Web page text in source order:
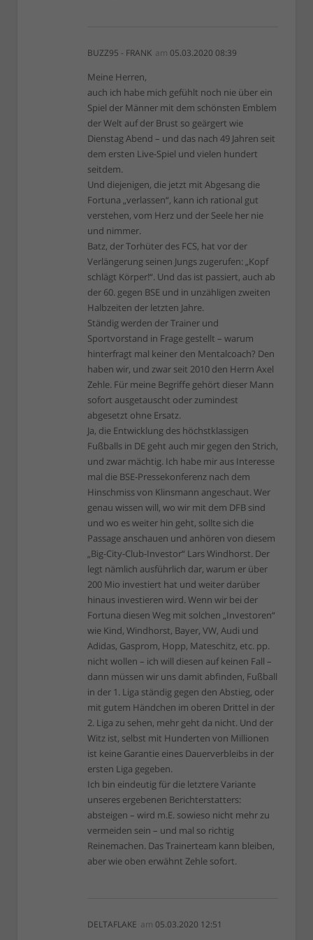
BUZZ95 - FRANK am 05.03.2020 08:39
Meine Herren,
auch ich habe mich gefühlt noch nie über ein
Spiel der Männer mit dem schönsten Emblem
der Welt auf der Brust so geärgert wie
Dienstag Abend – und das nach 49 Jahren seit
dem ersten Live-Spiel und vielen hundert
seitdem.
Und diejenigen, die jetzt mit Abgesang die
Fortuna „verlassen“, kann ich rational gut
verstehen, vom Herz und der Seele her nie
und nimmer.
Batz, der Torhüter des FCS, hat vor der
Verlängerung seinen Jungs zugerufen: „Kopf
schlägt Körper!“. Und das ist passiert, auch ab
der 60. gegen BSE und in unzähligen zweiten
Halbzeiten der letzten Jahre.
Ständig werden der Trainer und
Sportvorstand in Frage gestellt – warum
hinterfragt mal keiner den Mentalcoach? Den
haben wir, und zwar seit 2010 den Herrn Axel
Zehle. Für meine Begriffe gehört dieser Mann
sofort ausgetauscht oder zumindest
abgesetzt ohne Ersatz.
Ja, die Entwicklung des höchstklassigen
Fußballs in DE geht auch mir gegen den Strich,
und zwar mächtig. Ich habe mir aus Interesse
mal die BSE-Pressekonferenz nach dem
Hinschmiss von Klinsmann angeschaut. Wer
genau wissen will, wo wir mit dem DFB sind
und wo es weiter hin geht, sollte sich die
Passage anschauen und anhören von diesem
„Big-City-Club-Investor“ Lars Windhorst. Der
legt nämlich ausführlich dar, warum er über
200 Mio investiert hat und weiter darüber
hinaus investieren wird. Wenn wir bei der
Fortuna diesen Weg mit solchen „Investoren“
wie Kind, Windhorst, Bayer, VW, Audi und
Adidas, Gasprom, Hopp, Mateschitz, etc. pp.
nicht wollen – ich will diesen auf keinen Fall –
dann müssen wir uns damit abfinden, Fußball
in der 1. Liga ständig gegen den Abstieg, oder
mit gutem Händchen im oberen Drittel in der
2. Liga zu sehen, mehr geht da nicht. Und der
Witz ist, selbst mit Hunderten von Millionen
ist keine Garantie eines Dauerverbleibs in der
ersten Liga gegeben.
Ich bin eindeutig für die letztere Variante
unseres ergebenen Berichterstatters:
absteigen – wird m.E. sowieso nicht mehr zu
vermeiden sein – und mal so richtig
Reinemachen. Das Trainerteam kann bleiben,
aber wie oben erwähnt Zehle sofort.
DELTAFLAKE am 05.03.2020 12:51